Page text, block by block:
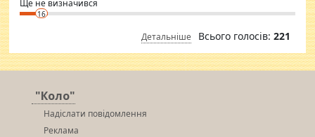
Ще не визначився
16
Детальніше Всього голосів: 221
"Коло"
Надіслати повідомлення
Реклама